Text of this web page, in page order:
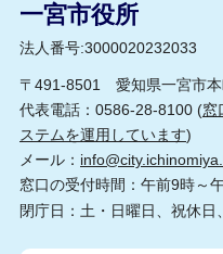
一宮市役所
法人番号:3000020232033
〒491-8501 愛知県一宮市
代表電話：0586-28-8100 (窓
ステムを運用しています)
メール：
窓口の受付時間：午前9時～
閉庁日：土・日曜日、祝休日